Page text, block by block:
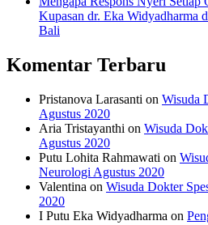
Kupasan dr. Eka
Bali
Komentar Terbaru
Pristanova Larasanti on Wisuda
Agustus 2020
Aria Tristayanthi on Wisuda
Agustus 2020
Putu Lohita Rahmawati on
Neurologi Agustus 2020
Valentina on Wisuda Dokter
2020
I Putu Eka Widyadharma on